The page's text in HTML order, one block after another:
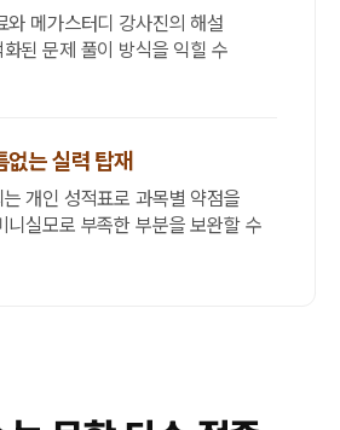
와 메가스터디 강사진의 해설
된 문제 풀이 방식을 익힐 수
는 실력 탑재
개인 성적표로 과목별 약점을
니실모로 부족한 부분을 보완할 수